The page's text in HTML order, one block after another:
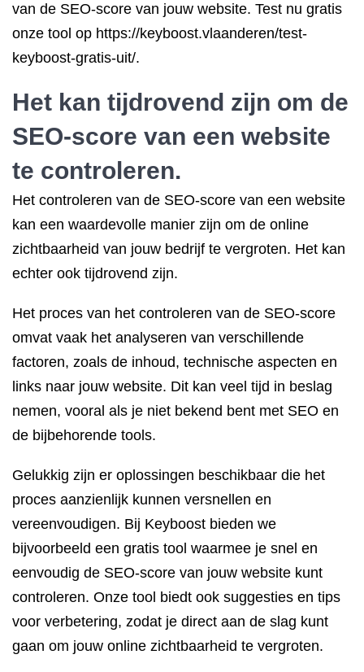
van de SEO-score van jouw website. Test nu gratis
onze tool op https://keyboost.vlaanderen/test-
keyboost-gratis-uit/.
Het kan tijdrovend zijn om de
SEO-score van een website
te controleren.
Het controleren van de SEO-score van een website
kan een waardevolle manier zijn om de online
zichtbaarheid van jouw bedrijf te vergroten. Het kan
echter ook tijdrovend zijn.
Het proces van het controleren van de SEO-score
omvat vaak het analyseren van verschillende
factoren, zoals de inhoud, technische aspecten en
links naar jouw website. Dit kan veel tijd in beslag
nemen, vooral als je niet bekend bent met SEO en
de bijbehorende tools.
Gelukkig zijn er oplossingen beschikbaar die het
proces aanzienlijk kunnen versnellen en
vereenvoudigen. Bij Keyboost bieden we
bijvoorbeeld een gratis tool waarmee je snel en
eenvoudig de SEO-score van jouw website kunt
controleren. Onze tool biedt ook suggesties en tips
voor verbetering, zodat je direct aan de slag kunt
gaan om jouw online zichtbaarheid te vergroten.